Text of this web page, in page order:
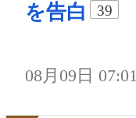
を告白
39
08月09日 07:01